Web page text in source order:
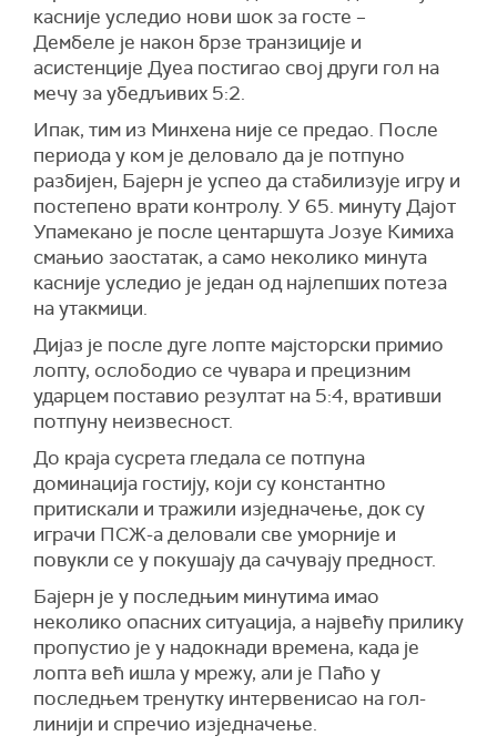
касније уследио нови шок за госте –
Дембеле је након брзе транзиције и
асистенције Дуеа постигао свој други гол на
мечу за убедљивих 5:2.
Ипак, тим из Минхена није се предао. После
периода у ком је деловало да је потпуно
разбијен, Бајерн је успео да стабилизује игру и
постепено врати контролу. У 65. минутуДајот
Упамекано је после центаршутаЈозуе Кимиха
смањио заостатак, а само неколико минута
касније уследио је један од најлепших потеза
на утакмици.
Дијаз је после дуге лопте мајсторски примио
лопту, ослободио се чувара и прецизним
ударцем поставио резултат на 5:4, вративши
потпуну неизвесност.
До краја сусрета гледала се потпуна
доминација гостију, који су константно
притискали и тражили изједначење, док су
играчи ПСЖ-а деловали све уморније и
повукли се у покушају да сачувају предност.
Бајерн је у последњим минутима имао
неколико опасних ситуација, а највећу прилику
пропустио је у надокнади времена, када је
лопта већ ишла у мрежу, али је Паћо у
последњем тренутку интервенисао на гол-
линији и спречио изједначење.